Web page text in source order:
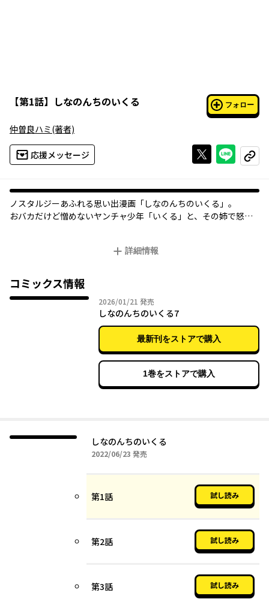
【第1話】 しなのんちのいくる フォロー
仲曽良ハミ(著者)
応援メッセージ Xで投稿する
ライン
コピー
ノスタルジーあふれる思い出漫画「しなのんちのいくる」。
おバカだけど憎めないヤンチャ少年「いくる」と、その姉で怒る
かれるはず。
「アニメ化してほしいマンガランキング2024」第1位受賞。
詳細情報
コミックス情報
2026/01/21 2026年01月21日
発売
しなのんちのいくる7
最新刊をストアで購入
1巻をストアで購入
しなのんちのいくる
2022/06/23 2022年06月23日
発売
第1話 試し読み
第2話 試し読み
第3話 試し読み